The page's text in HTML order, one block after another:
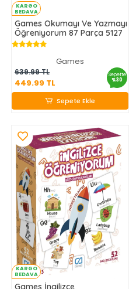
KARGO
BEDAVA
Games Okumayı Ve Yazmayı
Öğreniyorum 87 Parça 5127
Games
639.99 TL
449.99 TL
Sepette
%30
449.99 TL
Sepete Ekle
Sepete Ekle
KARGO
BEDAVA
Games İngilizce